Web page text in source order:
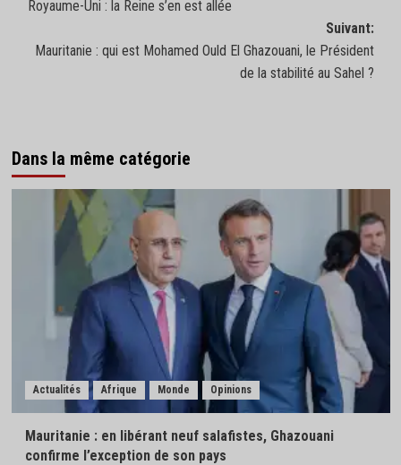
d’article
Royaume-Uni : la Reine s’en est allée
Suivant:
Mauritanie : qui est Mohamed Ould El Ghazouani, le Président
de la stabilité au Sahel ?
Dans la même catégorie
Actualités Afrique Monde Opinions
Mauritanie : en libérant neuf salafistes, Ghazouani
confirme l’exception de son pays